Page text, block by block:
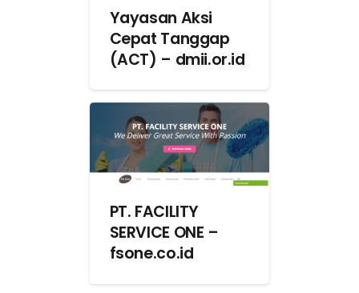
Yayasan Aksi
Cepat Tanggap
(ACT) – dmii.or.id
PT. FACILITY
SERVICE ONE –
fsone.co.id